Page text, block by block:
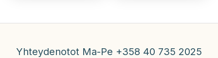
Yhteydenotot Ma-Pe +358 40 735 2025